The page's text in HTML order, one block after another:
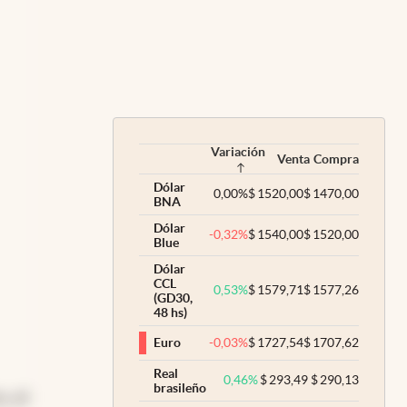
Variación Venta Compra
Dólar
BNA
0,00%$1520,00$1470,00
Dólar
Blue
-0,32%$1540,00$1520,00
Dólar
CCL
(GD30,
48 hs)
0,53%$1579,71$1577,26
Euro -0,03%$1727,54$1707,62
Real
brasileño
0,46% $293,49 $290,13